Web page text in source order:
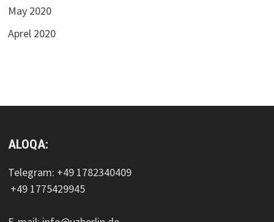
May 2020
Aprel 2020
ALOQA:
Telegram: +49 1782340409
+49 1775429945